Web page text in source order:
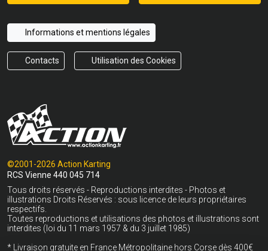
Informations et mentions légales
Contacts Utilisation des Cookies
©2001-2026 Action Karting
RCS Vienne 440 045 714
Tous droits réservés - Reproductions interdites - Photos et
illustrations Droits Réservés : sous licence de leurs propriétaires
respectifs.
Toutes reproductions et utilisations des photos et illustrations sont
interdites (loi du 11 mars 1957 & du 3 juillet 1985)
* Livraison gratuite en France Métropolitaine hors Corse dès 400€